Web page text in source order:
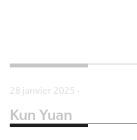
28 janvier 2025·
Kun Yuan